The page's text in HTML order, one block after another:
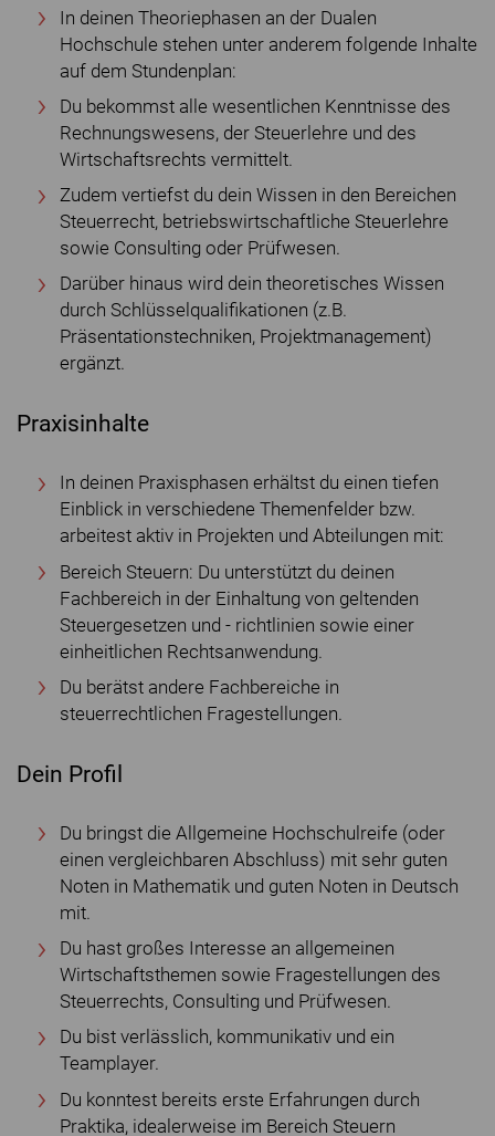
In deinen Theoriephasen an der Dualen
Hochschule stehen unter anderem folgende Inhalte
auf dem Stundenplan:
Du bekommst alle wesentlichen Kenntnisse des
Rechnungswesens, der Steuerlehre und des
Wirtschaftsrechts vermittelt.
Zudem vertiefst du dein Wissen in den Bereichen
Steuerrecht, betriebswirtschaftliche Steuerlehre
sowie Consulting oder Prüfwesen.
Darüber hinaus wird dein theoretisches Wissen
durch Schlüsselqualifikationen (z.B.
Präsentationstechniken, Projektmanagement)
ergänzt.
Praxisinhalte
In deinen Praxisphasen erhältst du einen tiefen
Einblick in verschiedene Themenfelder bzw.
arbeitest aktiv in Projekten und Abteilungen mit:
Bereich Steuern: Du unterstützt du deinen
Fachbereich in der Einhaltung von geltenden
Steuergesetzen und - richtlinien sowie einer
einheitlichen Rechtsanwendung.
Du berätst andere Fachbereiche in
steuerrechtlichen Fragestellungen.
Dein Profil
Du bringst die Allgemeine Hochschulreife (oder
einen vergleichbaren Abschluss) mit sehr guten
Noten in Mathematik und guten Noten in Deutsch
mit.
Du hast großes Interesse an allgemeinen
Wirtschaftsthemen sowie Fragestellungen des
Steuerrechts, Consulting und Prüfwesen.
Du bist verlässlich, kommunikativ und ein
Teamplayer.
Du konntest bereits erste Erfahrungen durch
Praktika, idealerweise im Bereich Steuern